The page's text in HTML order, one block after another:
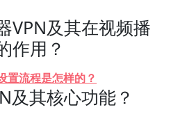
VPN及其在视频播
作用？
置流程是怎样的？
及其核心功能？